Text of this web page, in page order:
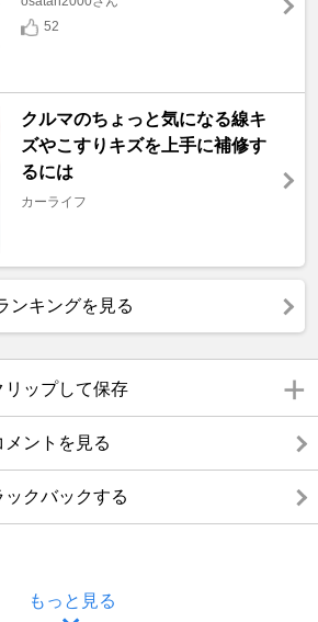
52
クルマのちょっと気になる線キ
ズやこすりキズを上手に補修す
るには
カーライフ
ンキングを見る
リップして保存
メントを見る
クバックする
もっと見る